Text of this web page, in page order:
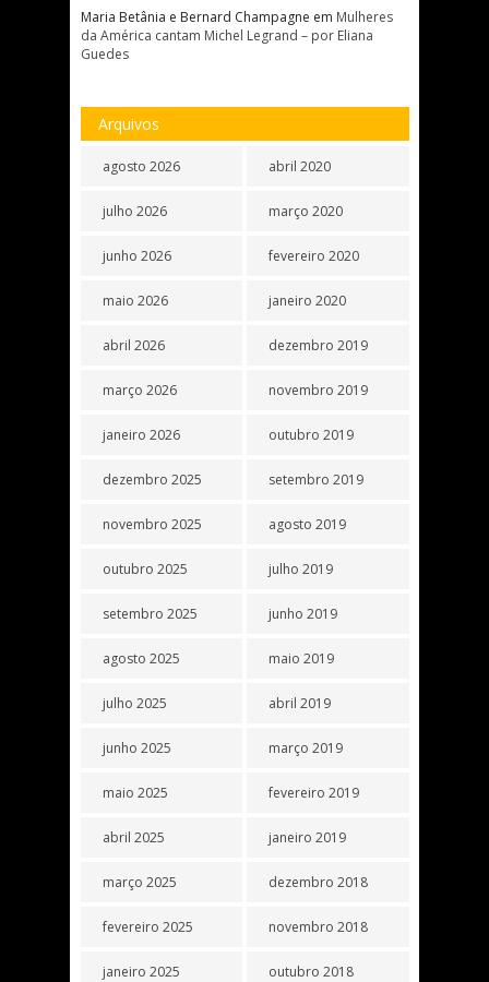
Maria Betânia e Bernard Champagne em Mulheres
da América cantam Michel Legrand – por Eliana
Guedes
Arquivos
agosto 2026
julho 2026
junho 2026
maio 2026
abril 2026
março 2026
janeiro 2026
dezembro 2025
novembro 2025
outubro 2025
setembro 2025
agosto 2025
julho 2025
junho 2025
maio 2025
abril 2025
março 2025
fevereiro 2025
janeiro 2025
abril 2020
março 2020
fevereiro 2020
janeiro 2020
dezembro 2019
novembro 2019
outubro 2019
setembro 2019
agosto 2019
julho 2019
junho 2019
maio 2019
abril 2019
março 2019
fevereiro 2019
janeiro 2019
dezembro 2018
novembro 2018
outubro 2018